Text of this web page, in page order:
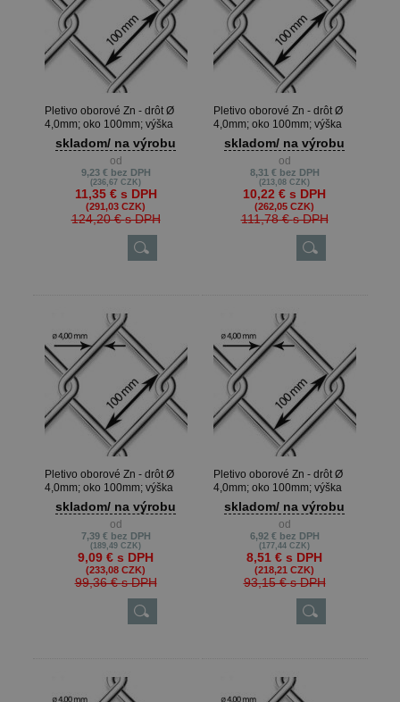
Pletivo oborové Zn - drôt Ø
4,0mm; oko 100mm; výška
200cm
skladom/ na výrobu
od
9,23 € bez DPH
(236,67 CZK)
11,35 € s DPH
(291,03 CZK)
124,20 €s DPH
Pletivo oborové Zn - drôt Ø
4,0mm; oko 100mm; výška
180cm
skladom/ na výrobu
od
8,31 € bez DPH
(213,08 CZK)
10,22 € s DPH
(262,05 CZK)
111,78 €s DPH
Pletivo oborové Zn - drôt Ø
4,0mm; oko 100mm; výška
160cm
skladom/ na výrobu
od
7,39 € bez DPH
(189,49 CZK)
9,09 € s DPH
(233,08 CZK)
99,36 €s DPH
Pletivo oborové Zn - drôt Ø
4,0mm; oko 100mm; výška
150cm
skladom/ na výrobu
od
6,92 € bez DPH
(177,44 CZK)
8,51 € s DPH
(218,21 CZK)
93,15 €s DPH